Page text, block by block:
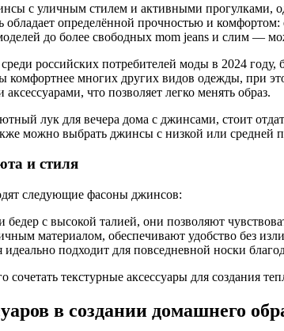
с уличным стилем и активными прогулками,
обладает определённой прочностью и
до более свободных mom jeans и слим —
российских потребителей моды в 2024
комфортнее многих других видов одежды, при
что позволяет легко менять образ.
лук для вечера дома с джинсами, стоит
можно выбрать джинсы с низкой или средней
и стиля
следующие фасоны джинсов:
бедер с высокой талией, они позволяют
материалом, обеспечивают удобство без
идеально подходит для повседневной носки
текстурные аксессуары для создания
в создании домашнего